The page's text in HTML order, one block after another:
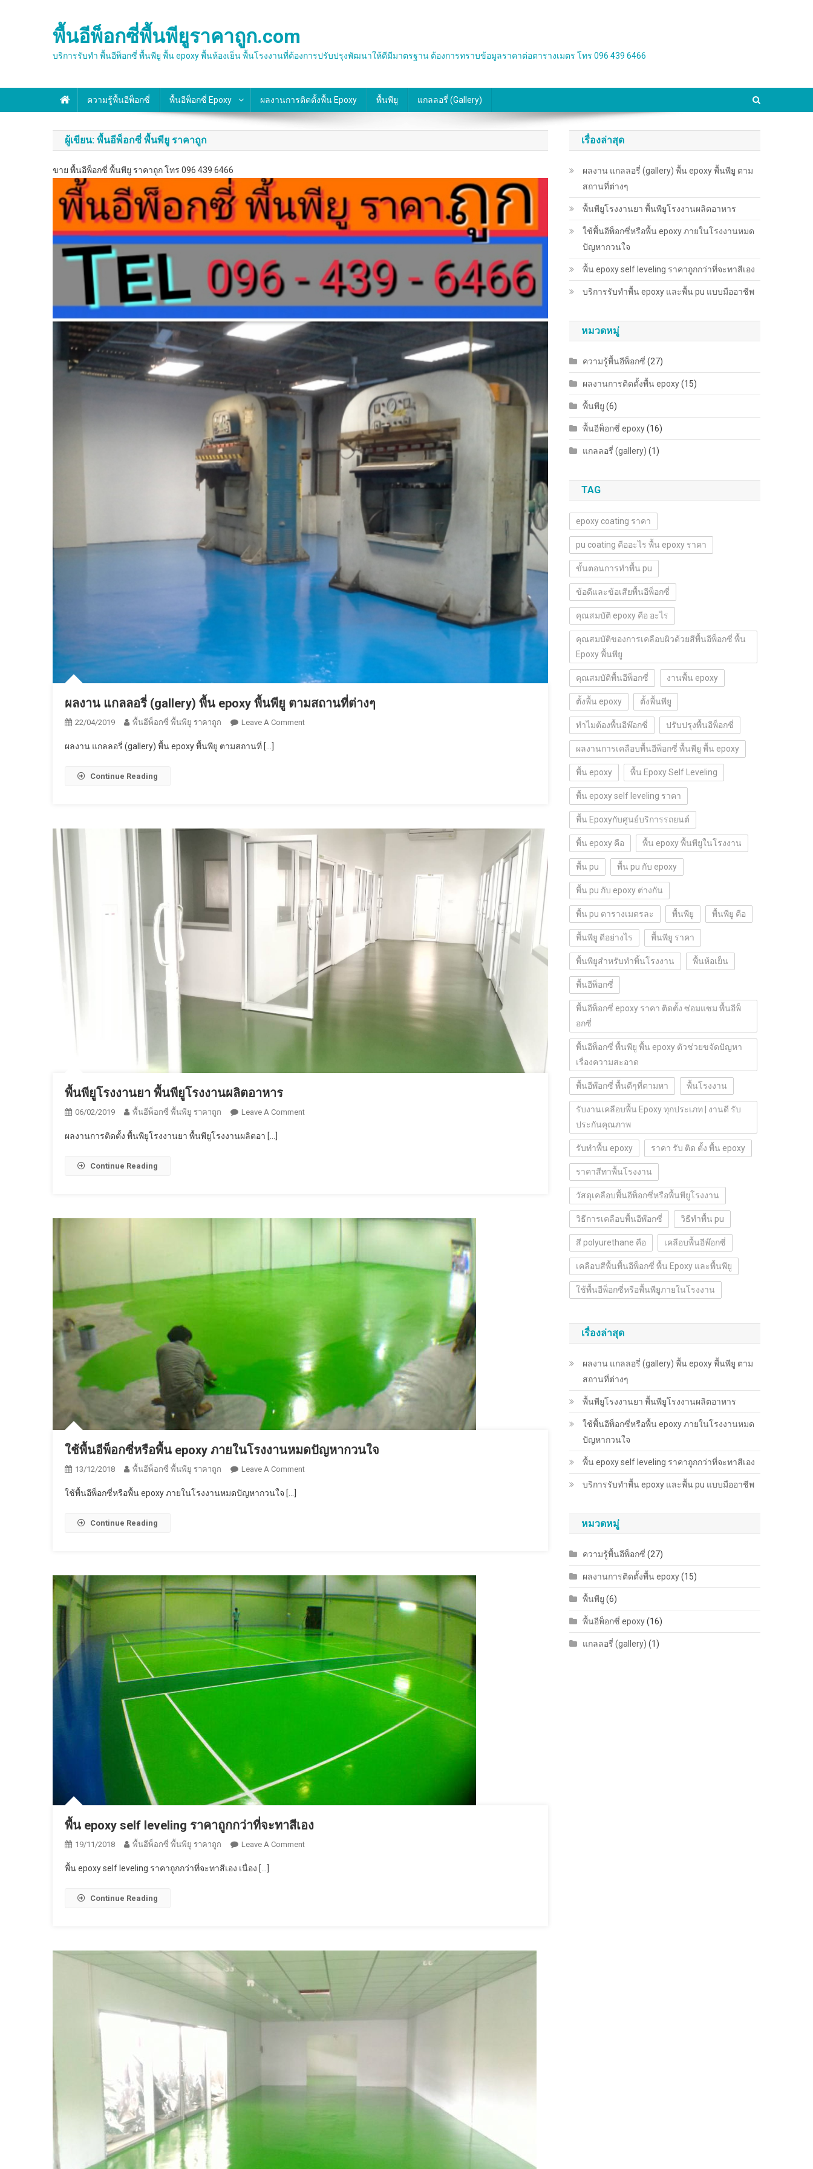
พื้นอีพ็อกซี่พื้นพียูราคาถูก.com
บริการรับทำ พื้นอีพ็อกซี่ พื้นพียู พื้น epoxy พื้นห้องเย็น พื้นโรงงานที่ต้องการปรับปรุงพัฒนาให้ดีมีมาตรฐาน ต้องการทราบข้อมูลราคาต่อตารางเมตร โทร 096 439 6466
ความรู้พื้นอีพ็อกซี่ พื้นอีพ็อกซี่ Epoxy ผลงานการติดตั้งพื้น Epoxy พื้นพียู แกลลอรี่ (gallery)
ผู้เขียน: พื้นอีพ็อกซี่ พื้นพียู ราคาถูก
ขาย พื้นอีพ็อกซี่ พื้นพียู ราคาถูก โทร 096 439 6466
ผลงาน แกลลอรี่ (gallery) พื้น epoxy พื้นพียู ตามสถานที่ต่างๆ
22/04/2019 พื้นอีพ็อกซี่ พื้นพียู ราคาถูก Leave A CommentOn
Epoxy
พื้น
พียู
สถาน
ที่
ต่างๆ
ผลงาน แกลลอรี่ (gallery) พื้น epoxy พื้นพียู ตามสถานที่ […]
Continue Reading
พื้นพียู​โรงงานยา พื้นพียู​โรงงานผลิตอาหาร
06/02/2019 พื้นอีพ็อกซี่ พื้นพียู ราคาถูก Leave A CommentOn
ผลงานการติดตั้ง พื้นพียู​โรงงานยา พื้นพียู​โรงงานผลิตอา […]
Continue Reading
ใช้พื้นอีพ็อกซี่หรือพื้น epoxy ภายในโรงงานหมดปัญหากวนใจ
13/12/2018 พื้นอีพ็อกซี่ พื้นพียู ราคาถูก Leave A CommentOn
Epoxy
ภายใน
โรงงาน
หมด
ปัญหา
ใจ
ใช้พื้นอีพ็อกซี่หรือพื้น epoxy ภายในโรงงานหมดปัญหากวนใจ […]
Continue Reading
พื้น epoxy self leveling ราคาถูกกว่าที่จะทาสีเอง
19/11/2018 พื้นอีพ็อกซี่ พื้นพียู ราคาถูก Leave A CommentOn
เอง
พื้น epoxy self leveling ราคาถูกกว่าที่จะทาสีเอง เนื่อง […]
Continue Reading
เรื่องล่าสุด
ผลงาน แกลลอรี่ (gallery) พื้น epoxy พื้นพียู ตาม
สถานที่ต่างๆ
พื้นพียู​โรงงานยา พื้นพียู​โรงงานผลิตอาหาร
ใช้พื้นอีพ็อกซี่หรือพื้น epoxy ภายในโรงงานหมด
ปัญหากวนใจ
พื้น epoxy self leveling ราคาถูกกว่าที่จะทาสีเอง
บริการรับทำพื้น epoxy และพื้น pu แบบมืออาชีพ
หมวดหมู่
ความรู้พื้นอีพ็อกซี่ (27)
ผลงานการติดตั้งพื้น epoxy(15)
พื้นพียู (6)
พื้นอีพ็อกซี่ epoxy(16)
แกลลอรี่ (gallery) (1)
TAG
epoxy coating ราคา
pu coating คืออะไร พื้น epoxy ราคา
ขั้นตอนการทำพื้น pu
ข้อดีและข้อเสียพื้นอีพ็อกซี่
คุณสมบัติ epoxy คือ อะไร
คุณสมบัติของการเคลือบผิวด้วยสีพื้นอีพ็อกซี่ พื้น
Epoxy พื้นพียู
คุณสมบัติพื้นอีพ็อกซี่ งานพื้น epoxy
ตั้งพื้น epoxy ตั้งพื้นพียู
ทำไมต้องพื้นอีพ๊อกซี่ ปรับปรุงพื้นอีพ็อกซี่
ผลงานการเคลือบพื้นอีพ็อกซี่ พื้นพียู พื้น epoxy
พื้น epoxy พื้น Epoxy Self Leveling
พื้น epoxy self leveling ราคา
พื้น Epoxyกับศูนย์บริการรถยนต์
พื้น epoxy คือ พื้น epoxy พื้นพียูในโรงงาน
พื้น pu พื้น pu กับ epoxy
พื้น pu กับ epoxy ต่างกัน
พื้น pu ตารางเมตรละ พื้นพียู พื้นพียู คือ
พื้นพียู ดีอย่างไร พื้นพียู ราคา
พื้นพียูสำหรับทำพิ้นโรงงาน พื้นห้อเย็น
พื้นอีพ็อกซี่
พื้นอีพ็อกซี่ epoxy ราคา ติดตั้ง ซ่อมแซม พื้นอีพ็
อกซี่
พื้นอีพ็อกซี่ พื้นพียู พื้น epoxy ตัวช่วยขจัดปัญหา
เรื่องความสะอาด
พื้นอีพ๊อกซี่ พื้นดีๆที่ตามหา พื้นโรงงาน
รับงานเคลือบพื้น Epoxy ทุกประเภท | งานดี รับ
ประกันคุณภาพ
รับทำพื้น epoxy ราคา รับ ติด ตั้ง พื้น epoxy
ราคาสีทาพื้นโรงงาน
วัสดุเคลือบพื้นอีพ็อกซี่หรือพื้นพียูโรงงาน
วิธีการเคลือบพื้นอีพ๊อกซี่ วิธีทำพื้น pu
สี polyurethane คือ เคลือบพื้นอีพ๊อกซี่
เคลือบสีพื้นพื้นอีพ็อกซี่ พื้น Epoxy และพื้นพียู
ใช้พื้นอีพ็อกซี่หรือพื้นพียูภายในโรงงาน
เรื่องล่าสุด
ผลงาน แกลลอรี่ (gallery) พื้น epoxy พื้นพียู ตาม
สถานที่ต่างๆ
พื้นพียู​โรงงานยา พื้นพียู​โรงงานผลิตอาหาร
ใช้พื้นอีพ็อกซี่หรือพื้น epoxy ภายในโรงงานหมด
ปัญหากวนใจ
พื้น epoxy self leveling ราคาถูกกว่าที่จะทาสีเอง
บริการรับทำพื้น epoxy และพื้น pu แบบมืออาชีพ
หมวดหมู่
ความรู้พื้นอีพ็อกซี่ (27)
ผลงานการติดตั้งพื้น epoxy(15)
พื้นพียู (6)
พื้นอีพ็อกซี่ epoxy(16)
แกลลอรี่ (gallery) (1)